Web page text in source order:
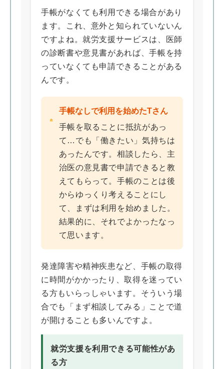
手帳がなくても利用できる場合があり
ます。これ、意外と知られていないん
ですよね。就労支援サービスは、医師
の診断書や意見書があれば、手帳を持
っていなくても申請できることがある
んです。
手帳なしで利用を始めたTさん
手帳を取ることに抵抗があっ
て…でも「働きたい」気持ちは
あったんです。相談したら、主
治医の意見書で申請できると教
えてもらって。手帳のことは後
からゆっくり考えることにし
て、まずは利用を始めました。
結果的に、それでよかったなっ
て思います。
発達障害や精神疾患など、手帳の取得
に時間がかかったり、取得を迷ってい
る方もいらっしゃいます。そういう場
合でも「まず相談してみる」ことで道
が開けることも多いんですよ。
就労支援を利用できる可能性があ
る方